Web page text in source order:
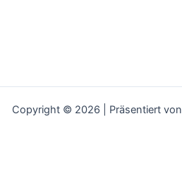
Copyright © 2026 | Präsentiert von